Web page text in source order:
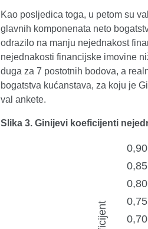
Kao posljedica toga, u petom su
glavnih komponenata neto
odrazilo na manju nejednakost
nejednakosti financijske imovine
duga za 7 postotnih bodova, a
bogatstva kućanstava, za koju je
val ankete.
Slika 3. Ginijevi koeficijenti